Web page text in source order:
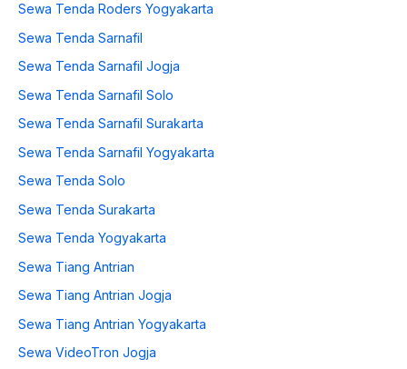
Sewa Tenda Roders Yogyakarta
Sewa Tenda Sarnafil
Sewa Tenda Sarnafil Jogja
Sewa Tenda Sarnafil Solo
Sewa Tenda Sarnafil Surakarta
Sewa Tenda Sarnafil Yogyakarta
Sewa Tenda Solo
Sewa Tenda Surakarta
Sewa Tenda Yogyakarta
Sewa Tiang Antrian
Sewa Tiang Antrian Jogja
Sewa Tiang Antrian Yogyakarta
Sewa VideoTron Jogja